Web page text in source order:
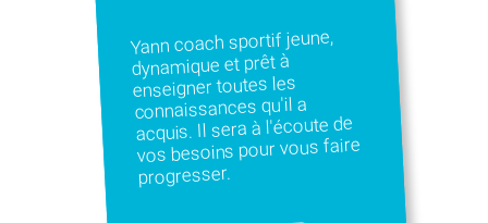
Yann coach sportif jeune,
dynamique et prêt à
enseigner toutes les
connaissances qu'il a
acquis. Il sera à l'écoute de
vos besoins pour vous faire
progresser.